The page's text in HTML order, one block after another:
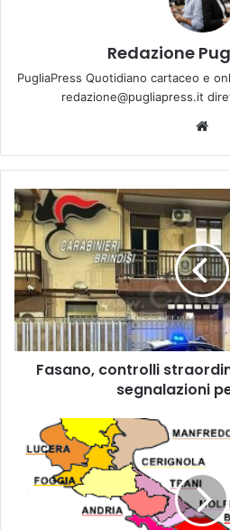
Redazione
PugliaPress Quotidiano cartaceo e
redazione@pugliapress.it
Fasano,
controlli
straordinari:
due
denunce
e
segnalazioni
per
droga
Fasano, controlli
segnalazioni
Puglia,
sesta
Italia